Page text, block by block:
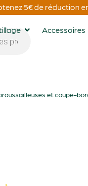
5€ de réduction
Accessoires
et coupe-